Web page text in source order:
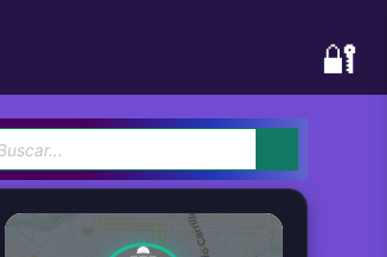
🔐